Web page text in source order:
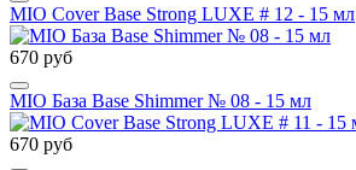
MIO Cover Base Strong LUXE # 12 - 15 мл
670 руб
MIO База Base Shimmer № 08 - 15 мл
670 руб